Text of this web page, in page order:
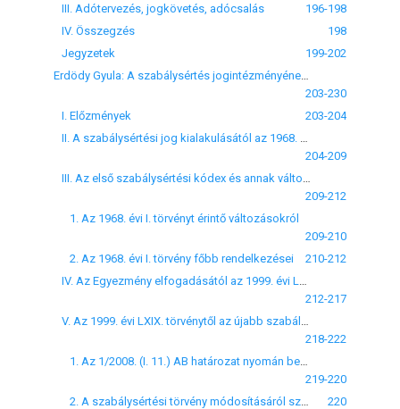
III. Adótervezés, jogkövetés, adócsalás
196-198
IV. Összegzés
198
Jegyzetek
199-202
203-230
I. Előzmények
203-204
204-209
209-212
1. Az 1968. évi I. törvényt érintő változásokról
209-210
2. Az 1968. évi I. törvény főbb rendelkezései
210-212
212-217
218-222
219-220
220